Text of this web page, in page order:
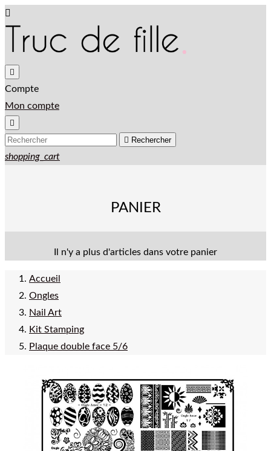

Compte
Mon compte

 Rechercher
shopping_cart
PANIER
Il n'y a plus d'articles dans votre panier
Accueil
Ongles
Nail Art
Kit Stamping
Plaque double face 5/6